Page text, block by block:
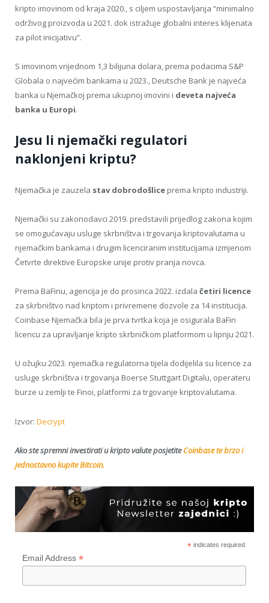
kripto imovinom od kraja 2020., s ciljem uspostavljanja “minimalno
održivog proizvoda u 2021. dok istražuje globalni interes klijenata
za pilot inicijativu”.
S imovinom vrijednom 1,3 bilijuna dolara, prema podacima S&P
Globala o najvećim bankama u 2023., Deutsche Bank je najveća
banka u Njemačkoj prema ukupnoj imovini i deveta najveća
banka u Europi.
Jesu li njemački regulatori
naklonjeni kriptu?
Njemačka je zauzela stav dobrodošlice prema kripto industriji.
Njemački su zakonodavci 2019. predstavili prijedlog zakona kojim
se omogućavaju usluge skrbništva i trgovanja kriptovalutama u
njemačkim bankama i drugim licenciranim institucijama izmjenom
Četvrte direktive Europske unije protiv pranja novca.
Prema BaFinu, agencija je do prosinca 2022. izdala četiri licence
za skrbništvo nad kriptom i privremene dozvole za 14 institucija.
Coinbase Njemačka bila je prva tvrtka koja je osigurala BaFin
licencu za upravljanje kripto skrbničkom platformom u lipnju 2021.
U ožujku 2023. njemačka regulatorna tijela dodijelila su licence za
usluge skrbništva i trgovanja Boerse Stuttgart Digitalu, operateru
burze u zemlji te Finoi, platformi za trgovanje kriptovalutama.
Izvor: Decrypt
Ako ste spremni investirati u kripto valute posjetite Coinbase te brzo i
jednostavno kupite Bitcoin.
*indicates required
Email Address *